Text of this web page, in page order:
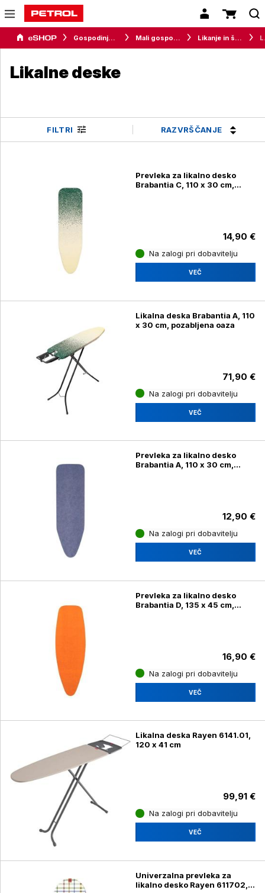
Gospodinjski aparati Mali gospodinjski aparati Likanje in šivanje
Likalne deske
FILTRI RAZVRŠČANJE
Prevleka za likalno desko
Brabantia C, 110 x 30 cm,
14,90 €
Na zalogi pri dobavitelju
VEČ
Likalna deska Brabantia A, 110
x 30 cm, pozabljena oaza
71,90 €
Na zalogi pri dobavitelju
VEČ
Prevleka za likalno desko
Brabantia A, 110 x 30 cm,
12,90 €
Na zalogi pri dobavitelju
VEČ
Prevleka za likalno desko
Brabantia D, 135 x 45 cm,
16,90 €
Na zalogi pri dobavitelju
VEČ
Likalna deska Rayen 6141.01,
120 x 41 cm
99,91 €
Na zalogi pri dobavitelju
VEČ
Univerzalna prevleka za
likalno desko Rayen 611702,